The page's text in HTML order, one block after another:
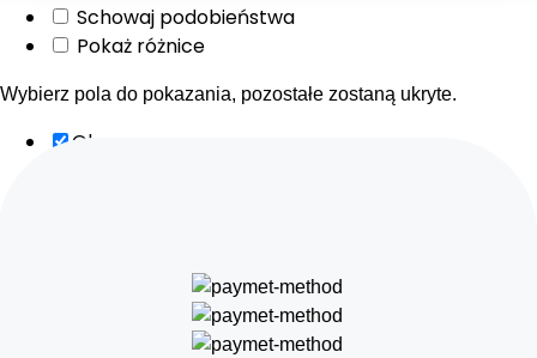
Schowaj podobieństwa
Pokaż różnice
Wybierz pola do pokazania, pozostałe zostaną ukryte.
Obraz
Dodaj do koszyka